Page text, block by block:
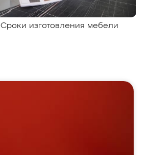
Сроки изготовления мебели